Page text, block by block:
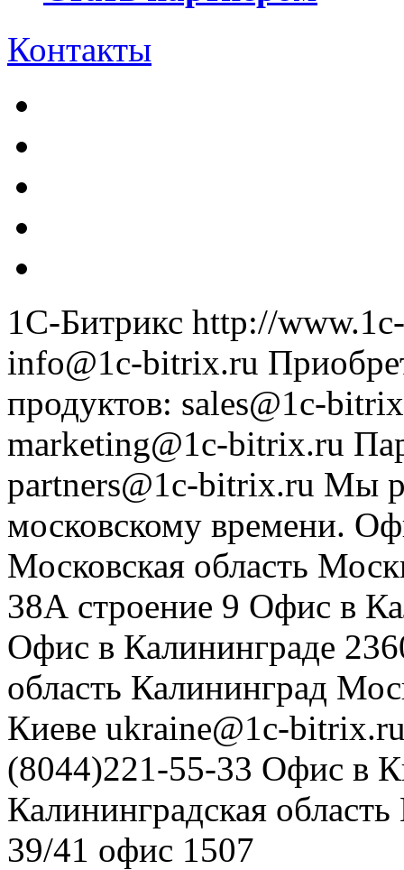
Контакты
1С-Битрикс http://
info@1c-bitrix.ru
продуктов: sales@1c-
marketing@1c-bitrix.ru
partners@1c-bitrix.ru Мы
московскому времени.
Московская область
38А строение 9 Офис в
Офис в Калининграде
область Калининград
Киеве ukraine@1c-
(8044)221-55-33 Офис в
Калининградская область
39/41 офис 1507